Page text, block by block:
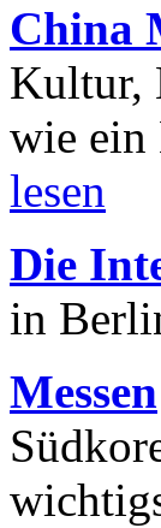
China
Kultur,
wie ein
lesen
Die
in
Messen